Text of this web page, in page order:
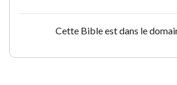
Cette Bible est dans le